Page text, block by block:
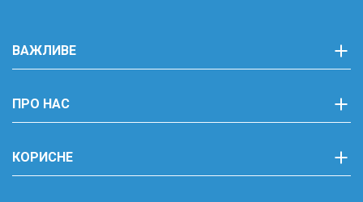
ВАЖЛИВЕ
ПРО НАС
КОРИСНЕ